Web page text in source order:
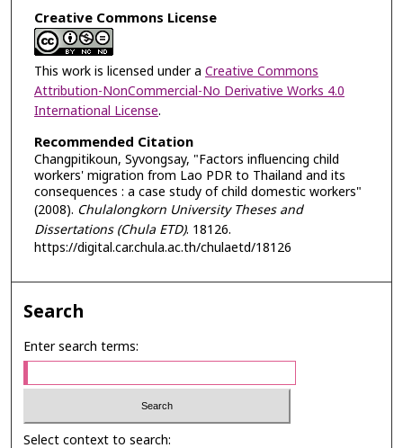
Creative Commons License
This work is licensed under a Creative Commons
Attribution-NonCommercial-No Derivative Works 4.0
International License.
Recommended Citation
Changpitikoun, Syvongsay, "Factors influencing child
workers' migration from Lao PDR to Thailand and its
consequences : a case study of child domestic workers"
(2008). Chulalongkorn University Theses and
Dissertations (Chula ETD). 18126.
https://digital.car.chula.ac.th/chulaetd/18126
Search
Enter search terms:
Select context to search: